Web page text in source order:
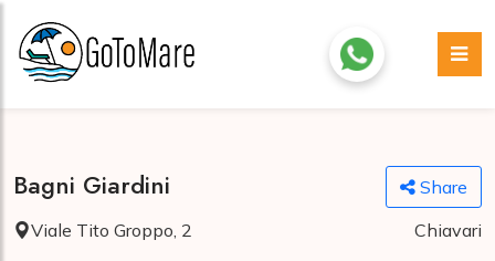
Bagni Giardini
Share
Viale Tito Groppo, 2
Chiavari